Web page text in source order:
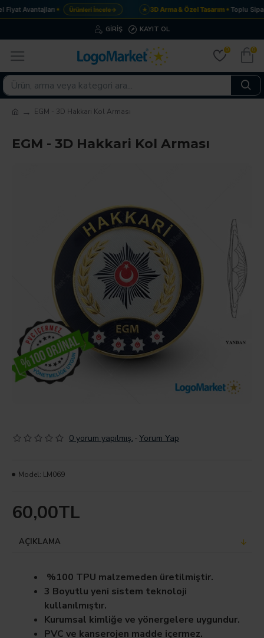
Avantajları Ürünleri İncele→ ★ 3D Arma & Özel Tasarım Toplu
GIRIŞ KAYIT OL
0 0
EGM - 3D Hakkari Kol Arması
EGM - 3D Hakkari Kol Arması
0 yorum yapılmış. -Yorum Yap
60,00TL
Model: LM069
AÇIKLAMA
%100 TPU malzemeden üretilmiştir.
3 Boyutlu yeni sistem teknoloji
kullanılmıştır.
Kurumsal kimliğe ve yönergelere uygundur.
PVC ve kanserojen madde içermez.